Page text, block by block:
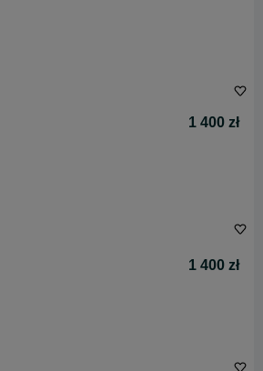
1 400 zł
1 400 zł